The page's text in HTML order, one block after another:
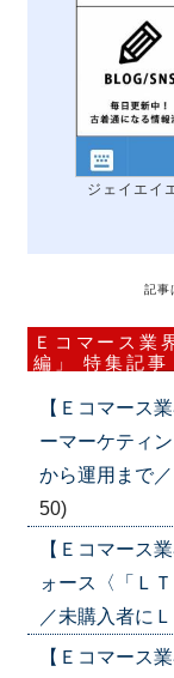
ジェイエイ
記事
Ｅコマース
編」 特集記事
【Ｅコマース
ーマーケティ
から運用まで
50)
【Ｅコマース
ォース〈「Ｌ
／未購入者に
【Ｅコマース